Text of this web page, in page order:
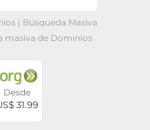
| Búsqueda Masiva
masiva de Dominios
Desde
31.99